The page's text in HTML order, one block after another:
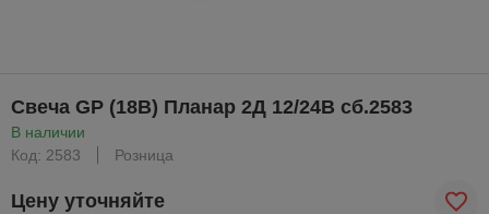
Свеча GP (18В) Планар 2Д 12/24В сб.2583
В наличии
Код: 2583
Розница
Цену уточняйте